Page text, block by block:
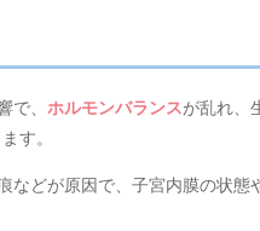
で、 ホルモンバランスが乱れ、
す。
などが原因で、子宮内膜の状態